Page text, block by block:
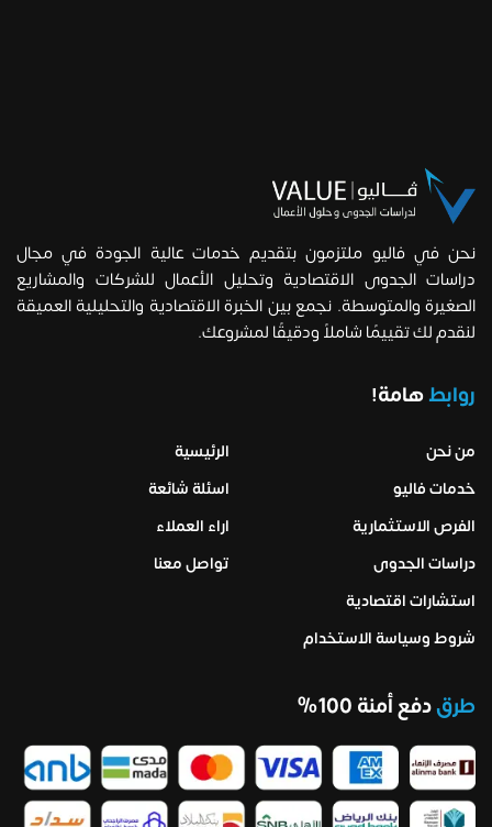
نحن في فاليو ملتزمون بتقديم خدمات عالية الجودة في مجال
دراسات الجدوى الاقتصادية وتحليل الأعمال للشركات والمشاريع
الصغيرة والمتوسطة. نجمع بين الخبرة الاقتصادية والتحليلية العميقة
لنقدم لك تقييمًا شاملاً ودقيقًا لمشروعك.
روابطهامة!
من نحن
خدمات فاليو
الفرص الاستثمارية
دراسات الجدوى
استشارات اقتصادية
شروط وسياسة الاستخدام
الرئيسية
اسئلة شائعة
اراء العملاء
تواصل معنا
طرقدفع أمنة 100%